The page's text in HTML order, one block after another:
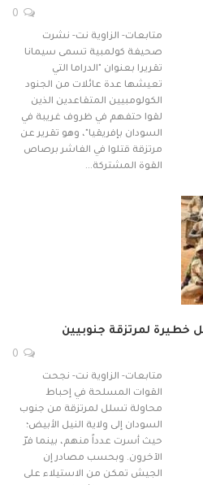
متابعات- الزاوية نت- نشرت
صحيفة كولمبية تسمى سيمانا
تقريرا بعنوان "الدراما التي
تعيشها عدة عائلات من الجنود
الكولومبيين المتقاعدين الذين
لقوا حتفهم في ظروف غريبة في
السودان بإفريقيا"، وهو تقرير عن
مرتزقة قتلوا في الفاشر برصاص
القوة المشتركة…
لمرتزقة جنوبيين
متابعات- الزاوية نت- نجحت
القوات المسلحة في إحباط
محاولة تسلل لمرتزقة من جنوب
السودان إلى ولاية النيل الأبيض؛
حيث أسرت عدداً منهم، بينما فرّ
الآخرون. وبحسب مصادر إن
الجيش تمكن من الاستيلاء على